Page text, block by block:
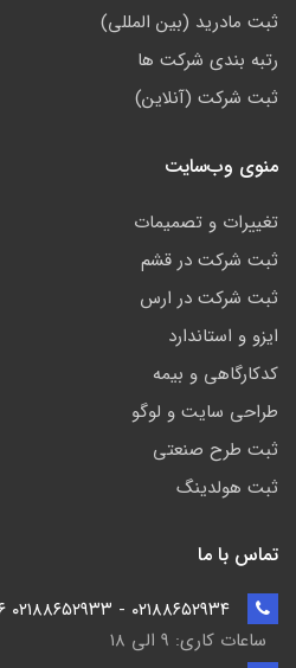
ثبت مادرید (بین المللی)
رتبه بندی شرکت ها
ثبت شرکت (آنلاین)
منوی وب‌سایت
تغییرات و تصمیمات
ثبت شرکت در قشم
ثبت شرکت در ارس
ایزو و استاندارد
کدکارگاهی و بیمه
طراحی سایت و لوگو
ثبت طرح صنعتی
ثبت هولدینگ
تماس با ما
ساعات کاری: ۹ الی ۱۸